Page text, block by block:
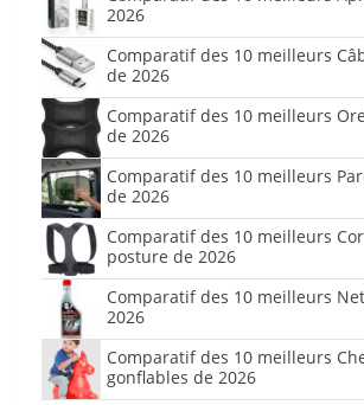
2026
Comparatif des 10 meilleurs
de 2026
Comparatif des 10 meilleurs
de 2026
Comparatif des 10 meilleurs
de 2026
Comparatif des 10 meilleurs
posture de 2026
Comparatif des 10 meilleurs
2026
Comparatif des 10 meilleurs
gonflables de 2026